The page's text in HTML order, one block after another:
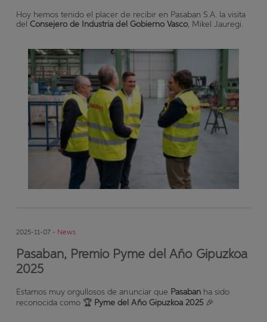
Hoy hemos tenido el placer de recibir en Pasaban S.A. la visita
del Consejero de Industria del Gobierno Vasco , Mikel Jauregi.
2025-11-07 - News
Pasaban, Premio Pyme del Año Gipuzkoa
2025
Estamos muy orgullosos de anunciar que Pasaban ha sido
reconocida como 🏆 Pyme del Año Gipuzkoa 2025🎉